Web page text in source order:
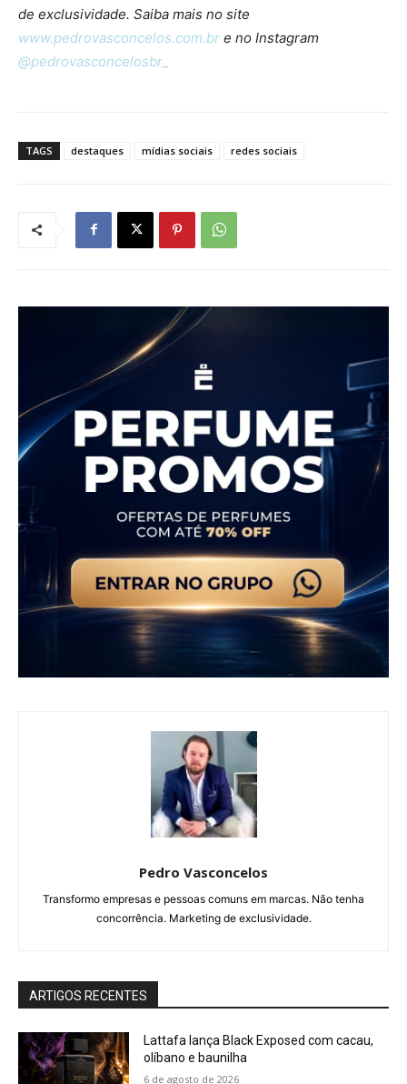
de exclusividade. Saiba mais no site
www.pedrovasconcelos.com.br e no Instagram
@pedrovasconcelosbr_
TAGS destaques mídias sociais redes sociais
Pedro Vasconcelos
Transformo empresas e pessoas comuns em marcas. Não tenha
concorrência. Marketing de exclusividade.
ARTIGOS RECENTES
Lattafa lança Black Exposed com cacau,
olíbano e baunilha
6 de agosto de 2026